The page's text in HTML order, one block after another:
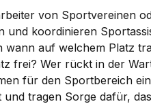
von Sportvereinen
und koordinieren
auf welchem Platz
frei? Wer rückt in der
für den Sportbereich
tragen Sorge dafür,